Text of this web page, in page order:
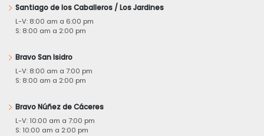
Santiago de los Caballeros / Los Jardines
L-V: 8:00 am a 6:00 pm
S: 8:00 am a 2:00 pm
Bravo San Isidro
L-V: 8:00 am a 7:00 pm
S: 8:00 am a 2:00 pm
Bravo Núñez de Cáceres
L-V: 10:00 am a 7:00 pm
S: 10:00 am a 2:00 pm